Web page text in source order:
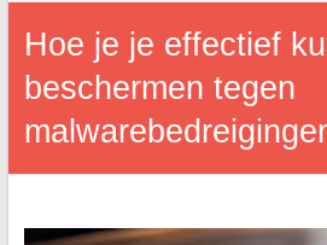
Hoe je je effectief
beschermen tegen